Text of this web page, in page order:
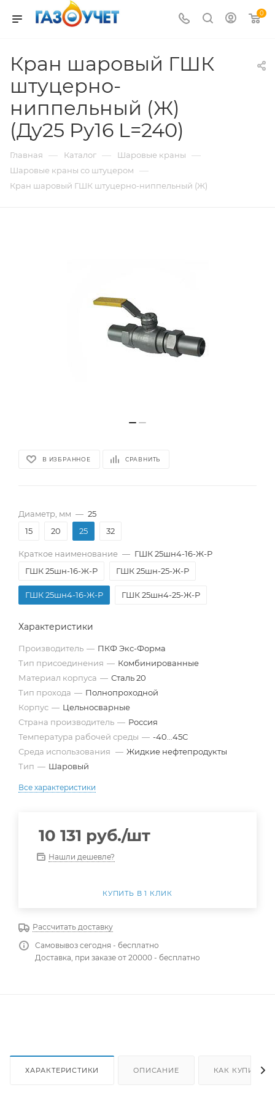
0
Кран шаровый ГШК
штуцерно-
ниппельный (Ж)
(Ду25 Pу16 L=240)
Главная — Каталог — Шаровые краны —
Шаровые краны со штуцером —
Кран шаровый ГШК штуцерно-ниппельный (Ж)
В ИЗБРАННОЕ СРАВНИТЬ
Диаметр, мм — 25
15
20 25 32
Краткое наименование — ГШК 25шн4-16-Ж-Р
ГШК 25шн-16-Ж-Р
ГШК 25шн-25-Ж-Р
ГШК 25шн4-16-Ж-Р ГШК 25шн4-25-Ж-Р
Характеристики
Производитель — ПКФ Экс-Форма
Тип присоединения — Комбинированные
Материал корпуса — Сталь 20
Тип прохода — Полнопроходной
Корпус — Цельносварные
Страна производитель — Россия
Температура рабочей среды — -40...45С
Среда использования — Жидкие нефтепродукты
Тип — Шаровый
Все характеристики
10 131 руб./шт
Нашли дешевле?
КУПИТЬ В 1 КЛИК
Рассчитать доставку
Самовывоз сегодня - бесплатно
Доставка, при заказе от 20000 - бесплатно
ХАРАКТЕРИСТИКИ ОПИСАНИЕ КАК КУПИТЬ